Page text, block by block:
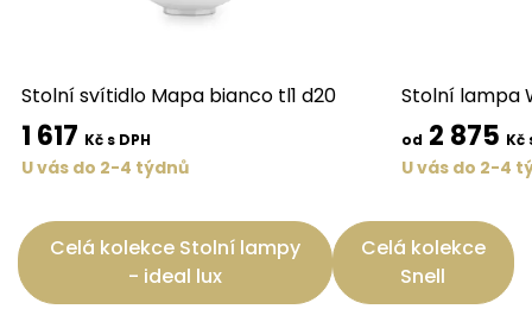
Stolní svítidlo Mapa bianco tl1 d20
1 617 Kč s DPH
U vás do 2-4 týdnů
Stolní lampa
od 2 875 Kč
U vás do 2-4
Celá kolekce Stolní lampy
- ideal lux
Celá kolekce
Snell